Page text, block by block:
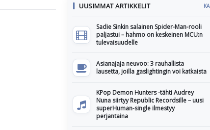
UUSIMMAT ARTIKKELIT
Sadie Sinkin salainen Spider-Man-rooli
paljastui – hahmo on keskeinen MCU:n
tulevaisuudelle
Asianajaja neuvoo: 3 rauhallista
lausetta, joilla gaslightingin voi katkaista
KPop Demon Hunters -tähti Audrey
Nuna siirtyy Republic Recordsille – uusi
superHuman-single ilmestyy
perjantaina